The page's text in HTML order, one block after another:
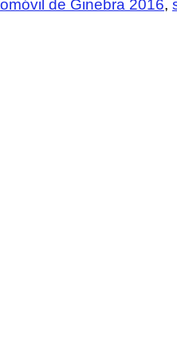
de Ginebra 2016,